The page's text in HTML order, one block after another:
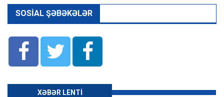
SOSIAL ŞƏBƏKƏLƏR
XƏBƏR LENTI